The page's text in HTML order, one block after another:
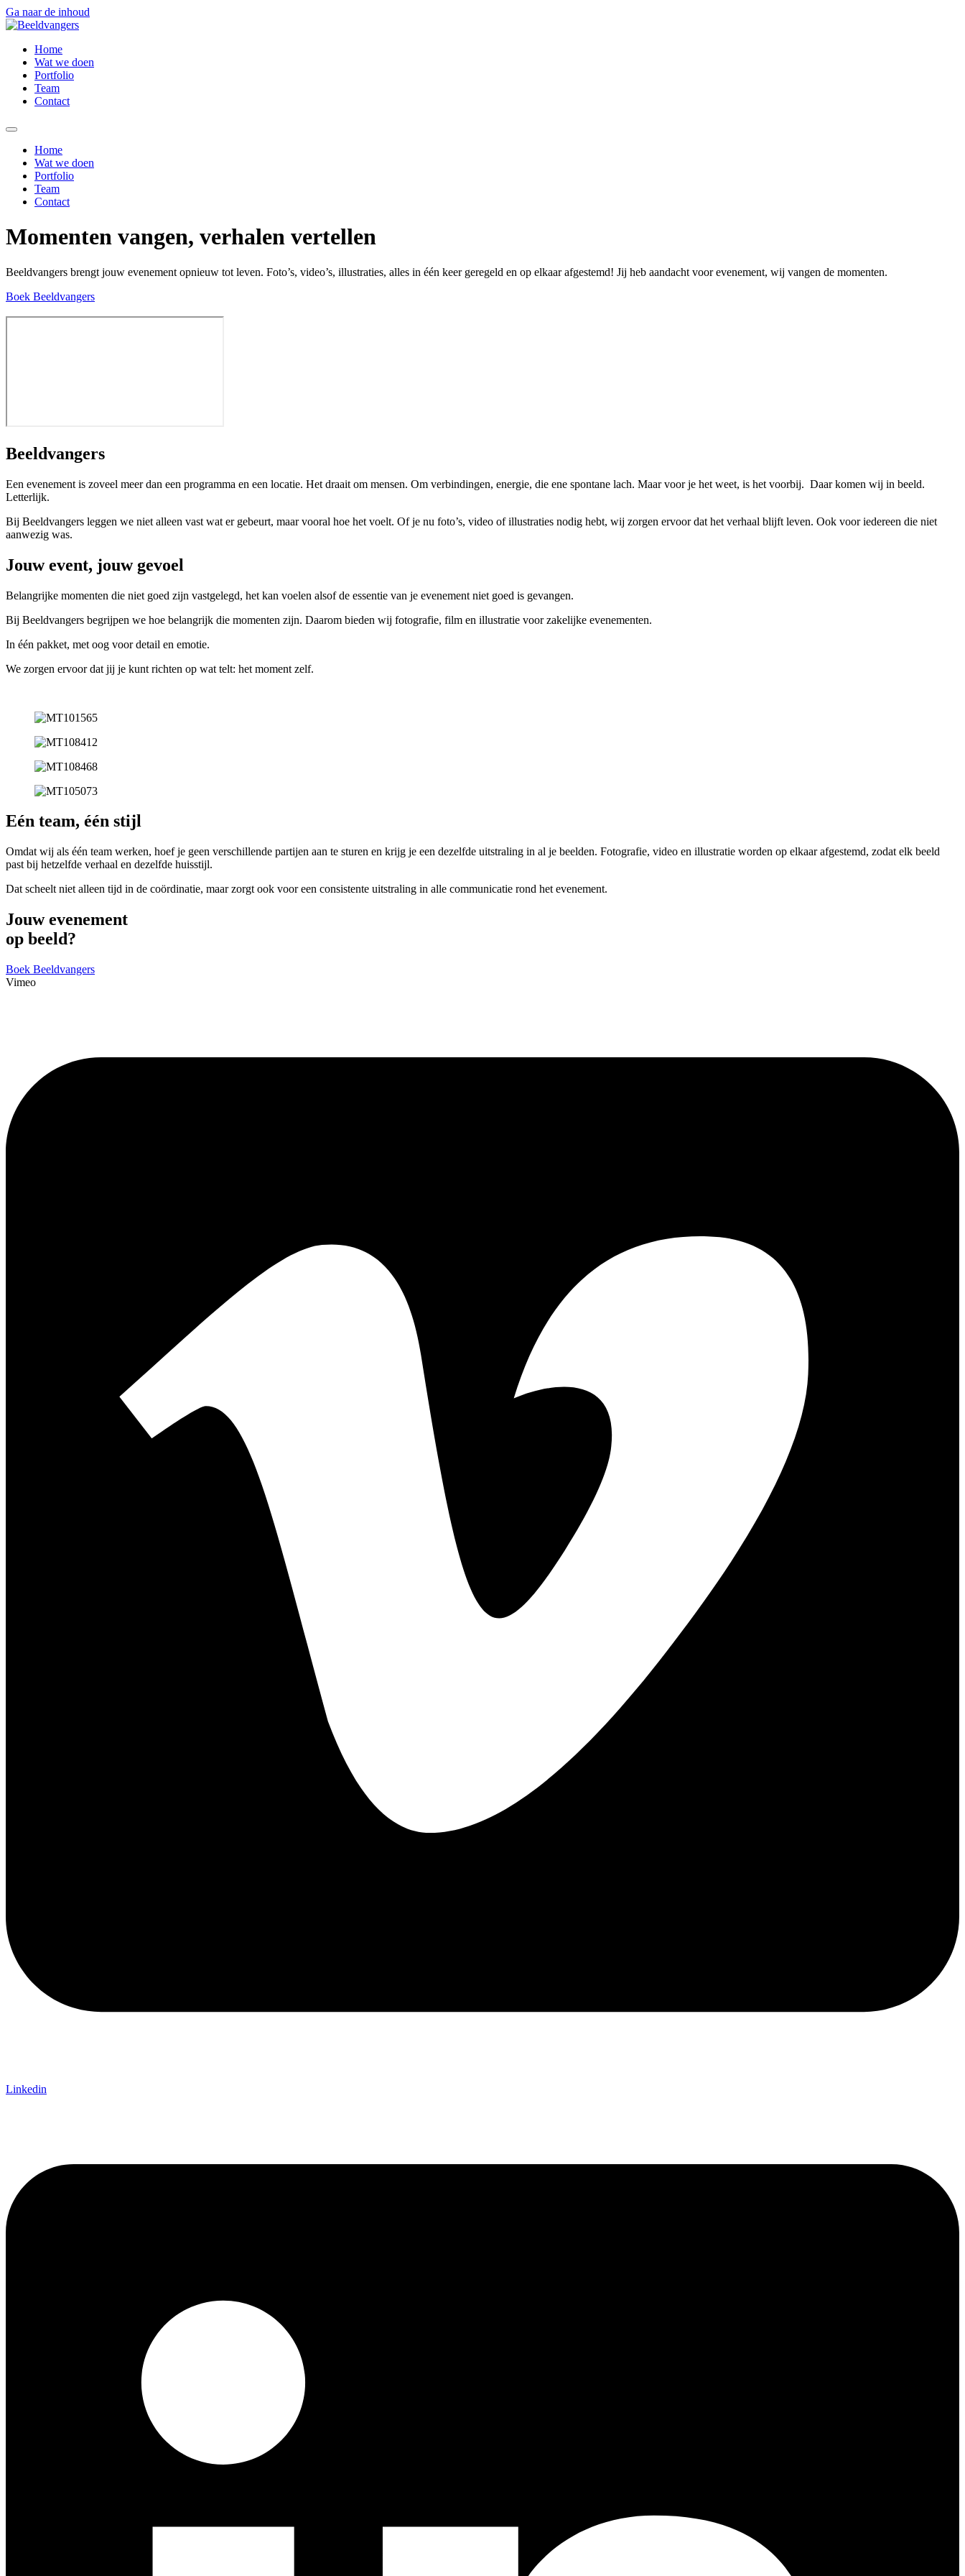
Ga naar de inhoud
Home
Wat we doen
Portfolio
Team
Contact
Home
Wat we doen
Portfolio
Team
Contact
Momenten vangen, verhalen vertellen
Beeldvangers brengt jouw evenement opnieuw tot leven. Foto’s, video’s, illustraties, alles in één keer geregeld en op elkaar afgestemd! Jij heb aandacht voor evenement, wij vangen de momenten.
Boek Beeldvangers
Beeldvangers
Een evenement is zoveel meer dan een programma en een locatie. Het draait om mensen. Om verbindingen, energie, die ene spontane lach. Maar voor je het weet, is het voorbij. Daar komen wij in beeld.
Letterlijk.
Bij Beeldvangers leggen we niet alleen vast wat er gebeurt, maar vooral hoe het voelt. Of je nu foto’s, video of illustraties nodig hebt, wij zorgen ervoor dat het verhaal blijft leven. Ook voor iedereen die niet
aanwezig was.
Jouw event, jouw gevoel
Belangrijke momenten die niet goed zijn vastgelegd, het kan voelen alsof de essentie van je evenement niet goed is gevangen.
Bij Beeldvangers begrijpen we hoe belangrijk die momenten zijn. Daarom bieden wij fotografie, film en illustratie voor zakelijke evenementen.
In één pakket, met oog voor detail en emotie.
We zorgen ervoor dat jij je kunt richten op wat telt: het moment zelf.
Eén team, één stijl
Omdat wij als één team werken, hoef je geen verschillende partijen aan te sturen en krijg je een dezelfde uitstraling in al je beelden. Fotografie, video en illustratie worden op elkaar afgestemd, zodat elk beeld
past bij hetzelfde verhaal en dezelfde huisstijl.
Dat scheelt niet alleen tijd in de coördinatie, maar zorgt ook voor een consistente uitstraling in alle communicatie rond het evenement.
Jouw evenement
op beeld?
Boek Beeldvangers
Vimeo
Linkedin